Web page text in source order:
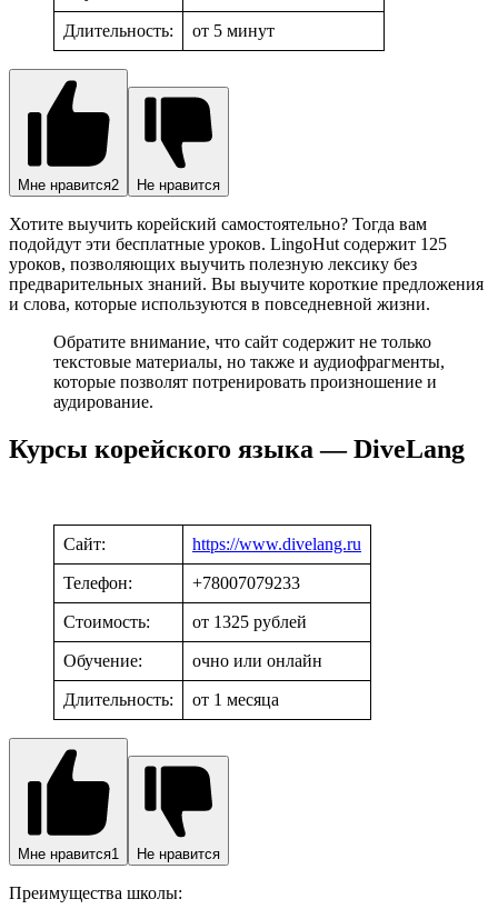
Длительность: от 5 минут
Мне нравится2 Не нравится
Хотите выучить корейский самостоятельно? Тогда вам
подойдут эти бесплатные уроков. LingoHut содержит 125
уроков, позволяющих выучить полезную лексику без
предварительных знаний. Вы выучите короткие предложения
и слова, которые используются в повседневной жизни.
Обратите внимание, что сайт содержит не только
текстовые материалы, но также и аудиофрагменты,
которые позволят потренировать произношение и
аудирование.
Курсы корейского языка — DiveLang
Сайт: https://www.divelang.ru
Телефон: +78007079233
Стоимость: от 1325 рублей
Обучение: очно или онлайн
Длительность: от 1 месяца
Мне нравится1 Не нравится
Преимущества школы: